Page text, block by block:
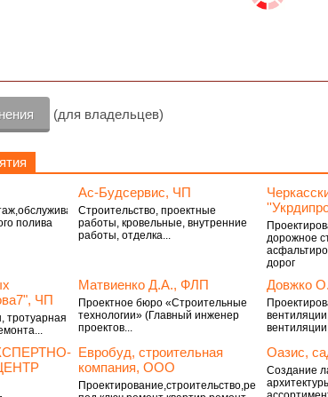
(для владельцев)
полива
Ас-Будсервис, ЧП
Строительство, проектные
работы, кровельные, внутренние
работы, отделка...
дорожное
дорог
ЧП
тротуарная
Матвиенко Д.А., ФЛП
Проектное бюро «Строительные
технологии» (Главный инженер
проектов...
Довжко
Евробуд, строительная
компания, ООО
Проектирование,строительство,ремонт
Оазис,
Создание